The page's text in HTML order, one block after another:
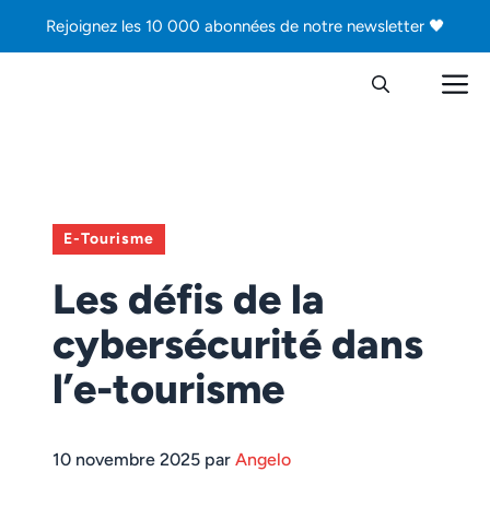
Rejoignez les 10 000 abonnées de notre newsletter 🖤
E-Tourisme
Les défis de la
cybersécurité dans
l’e-tourisme
10 novembre 2025 par Angelo